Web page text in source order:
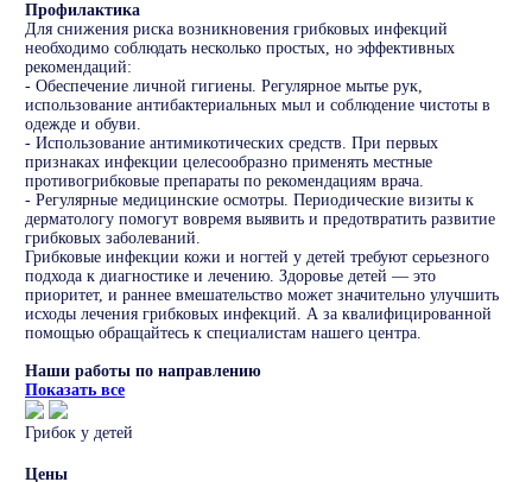
Профилактика
Для снижения риска возникновения грибковых инфекций
необходимо соблюдать несколько простых, но эффективных
рекомендаций:
- Обеспечение личной гигиены. Регулярное мытье рук,
использование антибактериальных мыл и соблюдение чистоты в
одежде и обуви.
- Использование антимикотических средств. При первых
признаках инфекции целесообразно применять местные
противогрибковые препараты по рекомендациям врача.
- Регулярные медицинские осмотры. Периодические визиты к
дерматологу помогут вовремя выявить и предотвратить развитие
грибковых заболеваний.
Грибковые инфекции кожи и ногтей у детей требуют серьезного
подхода к диагностике и лечению. Здоровье детей — это
приоритет, и раннее вмешательство может значительно улучшить
исходы лечения грибковых инфекций. А за квалифицированной
помощью обращайтесь к специалистам нашего центра.
Наши работы по направлению
Показать все
Грибок у детей
Цены